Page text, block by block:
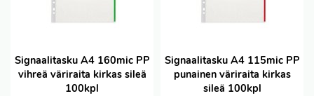
Signaalitasku A4 160mic PP
vihreä väriraita kirkas sileä
100kpl
Signaalitasku A4 115mic PP
punainen väriraita kirkas
sileä 100kpl